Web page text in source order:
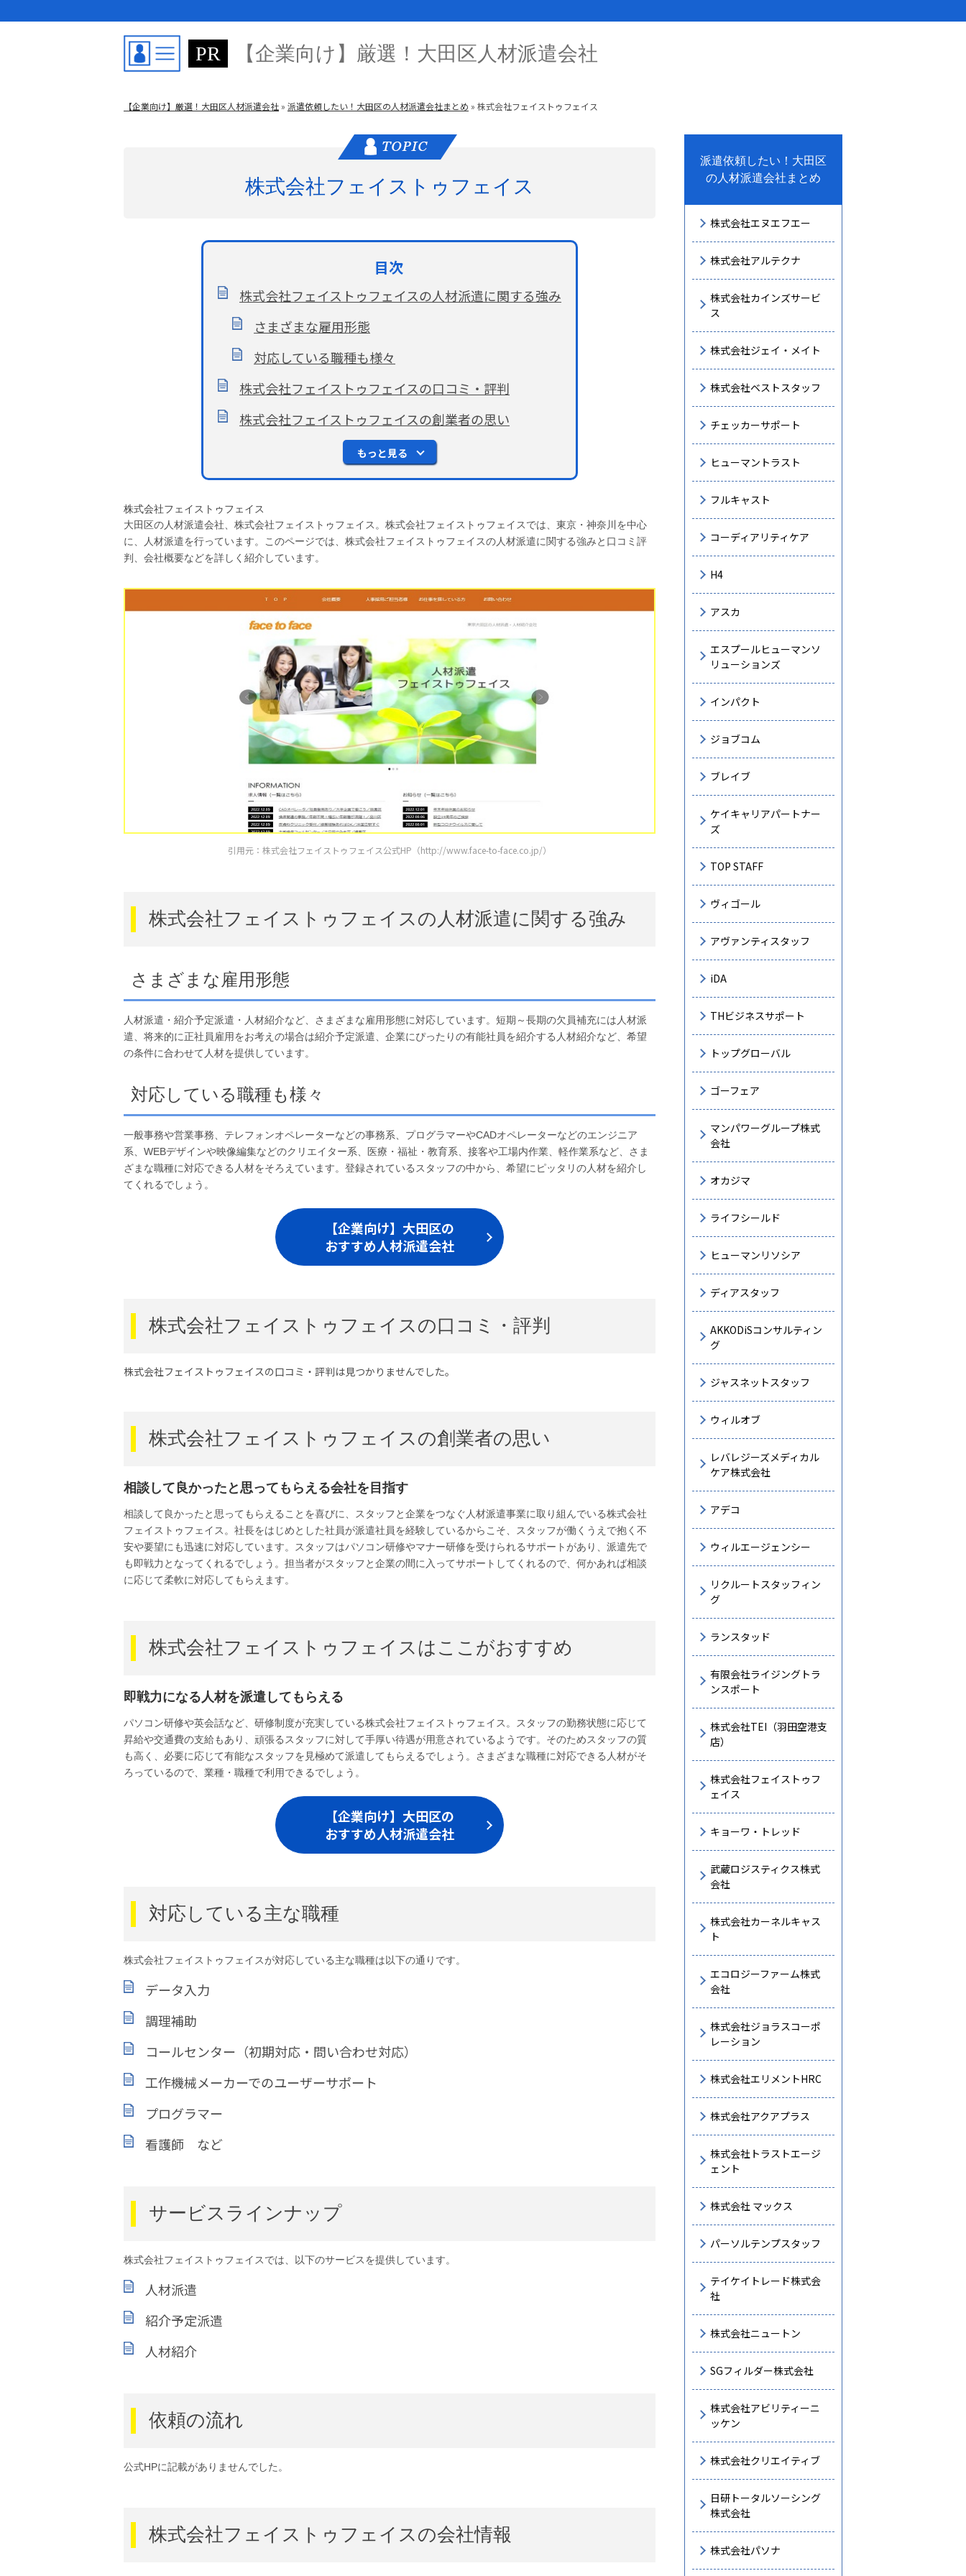
【企業向け】厳選！大田区人材派遣会社
【企業向け】厳選！大田区人材派遣会社 » 派遣依頼したい！大田区の人材派遣会社まとめ » 株式会社フェイストゥフェイス
株式会社フェイストゥフェイス
株式会社フェイストゥフェイスの人材派遣に関する強み
さまざまな雇用形態
対応している職種も様々
株式会社フェイストゥフェイスの口コミ・評判
株式会社フェイストゥフェイスの創業者の思い
もっと見る
株式会社フェイストゥフェイス
大田区の人材派遣会社、株式会社フェイストゥフェイス。株式会社フェイストゥフェイスでは、東京・神奈川を中心
に、人材派遣を行っています。このページでは、株式会社フェイストゥフェイスの人材派遣に関する強みと口コミ評
判、会社概要などを詳しく紹介しています。
引用元：株式会社フェイストゥフェイス公式HP（http://www.face-to-face.co.jp/）
株式会社フェイストゥフェイスの人材派遣に関する強み
さまざまな雇用形態
人材派遣・紹介予定派遣・人材紹介など、さまざまな雇用形態に対応しています。短期～長期の欠員補充には人材派
遣、将来的に正社員雇用をお考えの場合は紹介予定派遣、企業にぴったりの有能社員を紹介する人材紹介など、希望
の条件に合わせて人材を提供しています。
対応している職種も様々
一般事務や営業事務、テレフォンオペレーターなどの事務系、プログラマーやCADオペレーターなどのエンジニア
系、WEBデザインや映像編集などのクリエイター系、医療・福祉・教育系、接客や工場内作業、軽作業系など、さま
ざまな職種に対応できる人材をそろえています。登録されているスタッフの中から、希望にピッタリの人材を紹介し
てくれるでしょう。
【企業向け】大田区の
おすすめ人材派遣会社
株式会社フェイストゥフェイスの口コミ・評判
株式会社フェイストゥフェイスの口コミ・評判は見つかりませんでした。
株式会社フェイストゥフェイスの創業者の思い
相談して良かったと思ってもらえる会社を目指す
相談して良かったと思ってもらえることを喜びに、スタッフと企業をつなぐ人材派遣事業に取り組んでいる株式会社
フェイストゥフェイス。社長をはじめとした社員が派遣社員を経験しているからこそ、スタッフが働くうえで抱く不
安や要望にも迅速に対応しています。スタッフはパソコン研修やマナー研修を受けられるサポートがあり、派遣先で
も即戦力となってくれるでしょう。担当者がスタッフと企業の間に入ってサポートしてくれるので、何かあれば相談
に応じて柔軟に対応してもらえます。
株式会社フェイストゥフェイスはここがおすすめ
即戦力になる人材を派遣してもらえる
パソコン研修や英会話など、研修制度が充実している株式会社フェイストゥフェイス。スタッフの勤務状態に応じて
昇給や交通費の支給もあり、頑張るスタッフに対して手厚い待遇が用意されているようです。そのためスタッフの質
も高く、必要に応じて有能なスタッフを見極めて派遣してもらえるでしょう。さまざまな職種に対応できる人材がそ
ろっているので、業種・職種で利用できるでしょう。
【企業向け】大田区の
おすすめ人材派遣会社
対応している主な職種
株式会社フェイストゥフェイスが対応している主な職種は以下の通りです。
データ入力
調理補助
コールセンター（初期対応・問い合わせ対応）
工作機械メーカーでのユーザーサポート
プログラマー
看護師 など
サービスラインナップ
株式会社フェイストゥフェイスでは、以下のサービスを提供しています。
人材派遣
紹介予定派遣
人材紹介
依頼の流れ
公式HPに記載がありませんでした。
株式会社フェイストゥフェイスの会社情報
派遣依頼したい！大田区
の人材派遣会社まとめ
株式会社エヌエフエー
株式会社アルテクナ
株式会社カインズサービ
ス
株式会社ジェイ・メイト
株式会社ベストスタッフ
チェッカーサポート
ヒューマントラスト
フルキャスト
コーディアリティケア
H4
アスカ
エスプールヒューマンソ
リューションズ
インパクト
ジョブコム
ブレイブ
ケイキャリアパートナー
ズ
TOP STAFF
ヴィゴール
アヴァンティスタッフ
iDA
THビジネスサポート
トップグローバル
ゴーフェア
マンパワーグループ株式
会社
オカジマ
ライフシールド
ヒューマンリソシア
ディアスタッフ
AKKODiSコンサルティン
グ
ジャスネットスタッフ
ウィルオブ
レバレジーズメディカル
ケア株式会社
アデコ
ウィルエージェンシー
リクルートスタッフィン
グ
ランスタッド
有限会社ライジングトラ
ンスポート
株式会社TEI（羽田空港支
店）
株式会社フェイストゥフ
ェイス
キョーワ・トレッド
武蔵ロジスティクス株式
会社
株式会社カーネルキャス
ト
エコロジーファーム株式
会社
株式会社ジョラスコーポ
レーション
株式会社エリメントHRC
株式会社アクアプラス
株式会社トラストエージ
ェント
株式会社 マックス
パーソルテンプスタッフ
テイケイトレード株式会
社
株式会社ニュートン
SGフィルダー株式会社
株式会社アビリティーニ
ッケン
株式会社クリエイティブ
日研トータルソーシング
株式会社
株式会社パソナ